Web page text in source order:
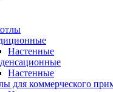
Настенные
Настенные
для коммерческого